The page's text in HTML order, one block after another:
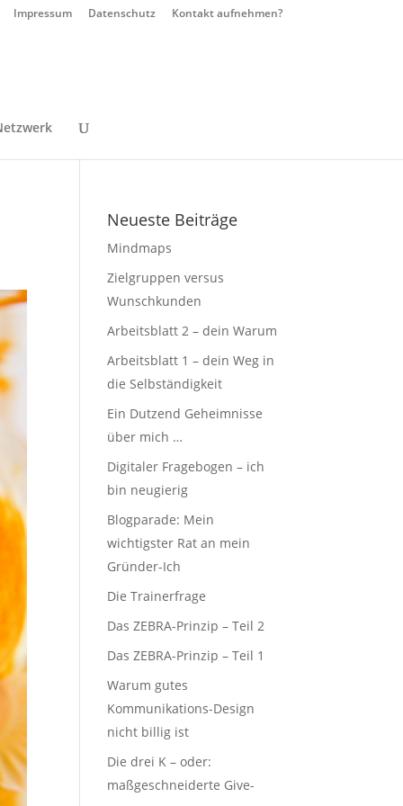
Impressum Datenschutz Kontakt aufnehmen?
Neueste Beiträge
Mindmaps
Zielgruppen versus
Wunschkunden
Arbeitsblatt 2 – dein Warum
Arbeitsblatt 1 – dein Weg in
die Selbständigkeit
Ein Dutzend Geheimnisse
über mich …
Digitaler Fragebogen – ich
bin neugierig
Blogparade: Mein
wichtigster Rat an mein
Gründer-Ich
Die Trainerfrage
Das ZEBRA-Prinzip – Teil 2
Das ZEBRA-Prinzip – Teil 1
Warum gutes
Kommunikations-Design
nicht billig ist
Die drei K – oder:
maßgeschneiderte Give-